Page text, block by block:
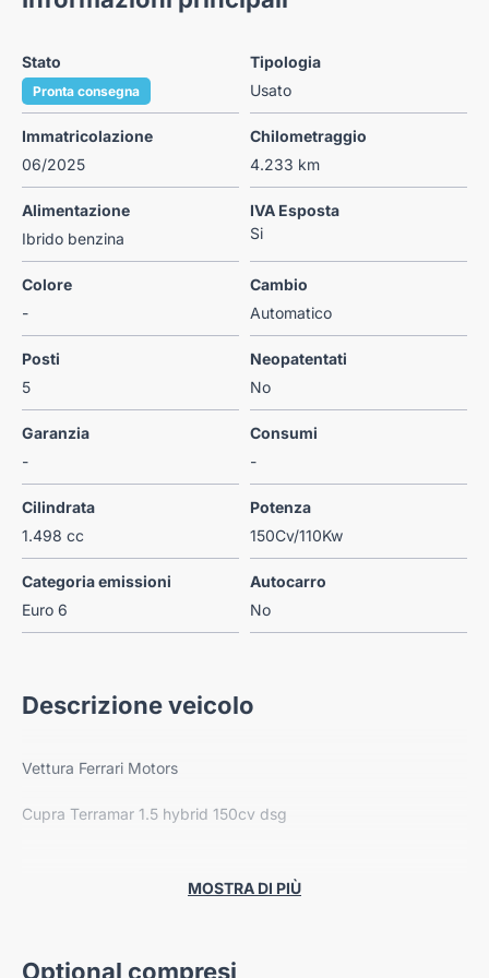
Stato
Pronta consegna
Tipologia
Usato
Immatricolazione
06/2025
Chilometraggio
4.233 km
Alimentazione
Ibrido benzina
IVA Esposta
Si
Colore
-
Cambio
Automatico
Posti
5
Neopatentati
No
Garanzia
-
Consumi
-
Cilindrata
1.498 cc
Potenza
150Cv/110Kw
Categoria emissioni
Euro 6
Autocarro
No
Descrizione veicolo
Vettura Ferrari Motors
Cupra Terramar 1.5 hybrid 150cv dsg
MOSTRA DI PIÙ
Optional compresi